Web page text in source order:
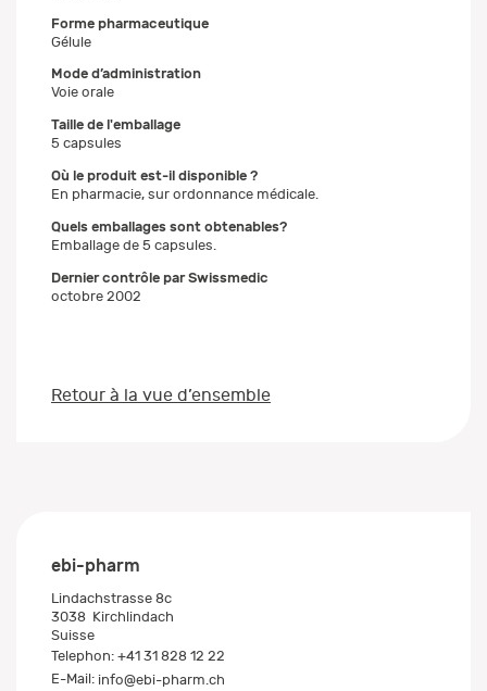
Forme pharmaceutique
Gélule
Mode d’administration
Voie orale
Taille de l'emballage
5 capsules
Où le produit est-il disponible ?
En pharmacie, sur ordonnance médicale.
Quels emballages sont obtenables?
Emballage de 5 capsules.
Dernier contrôle par Swissmedic
octobre 2002
Retour à la vue d’ensemble
ebi-pharm
Lindachstrasse 8c
3038 Kirchlindach
Suisse
Telephon: +41 31 828 12 22
E-Mail: info@ebi-pharm.ch